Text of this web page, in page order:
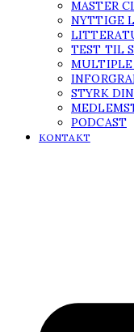
MASTER
NYTTIGE
TEST TIL
MULTIPLE
STYRK
PODCAST
KONTAKT